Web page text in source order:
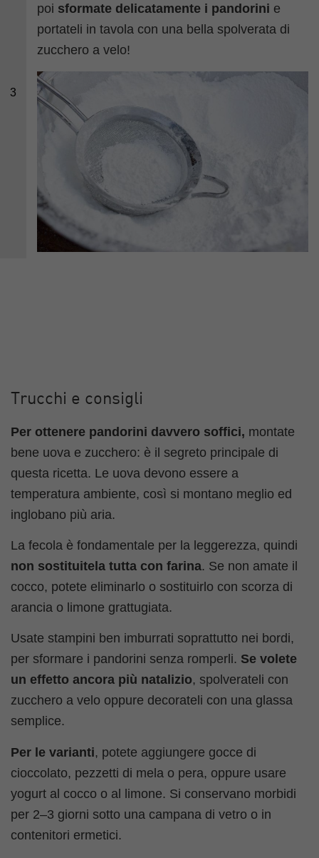
3
poi sformate delicatamente i pandorini e
portateli in tavola con una bella spolverata di
zucchero a velo!
Trucchi e consigli
Per ottenere pandorini davvero soffici, montate
bene uova e zucchero: è il segreto principale di
questa ricetta. Le uova devono essere a
temperatura ambiente, così si montano meglio ed
inglobano più aria.
La fecola è fondamentale per la leggerezza, quindi
non sostituitela tutta con farina. Se non amate il
cocco, potete eliminarlo o sostituirlo con scorza di
arancia o limone grattugiata.
Usate stampini ben imburrati soprattutto nei bordi,
per sformare i pandorini senza romperli. Se volete
un effetto ancora più natalizio, spolverateli con
zucchero a velo oppure decorateli con una glassa
semplice.
Per le varianti, potete aggiungere gocce di
cioccolato, pezzetti di mela o pera, oppure usare
yogurt al cocco o al limone. Si conservano morbidi
per 2–3 giorni sotto una campana di vetro o in
contenitori ermetici.